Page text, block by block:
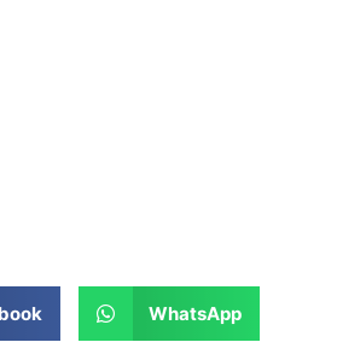
WhatsApp